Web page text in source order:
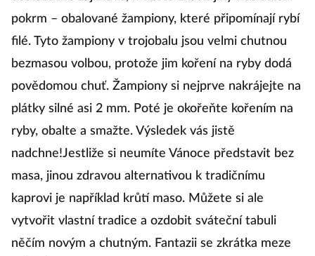
pokrm – obalované žampiony, které připomínají rybí
filé. Tyto žampiony v trojobalu jsou velmi chutnou
bezmasou volbou, protože jim koření na ryby dodá
povědomou chuť. Žampiony si nejprve nakrájejte na
plátky silné asi 2 mm. Poté je okořeňte kořením na
ryby, obalte a smažte. Výsledek vás jistě
nadchne!Jestliže si neumíte Vánoce představit bez
masa, jinou zdravou alternativou k tradičnímu
kaprovi je například krůtí maso. Můžete si ale
vytvořit vlastní tradice a ozdobit sváteční tabuli
něčím novým a chutným. Fantazii se zkrátka meze